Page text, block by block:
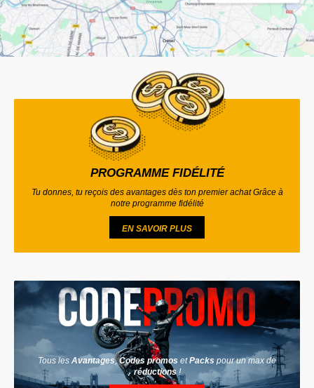
PROGRAMME FIDÉLITÉ
Tu donnes, tu reçois des avantages dès ton premier achat Grâce à
notre programme fidélité
EN SAVOIR PLUS
Tous les Avantages,Codes promos etPacks pour un max de
réductions !